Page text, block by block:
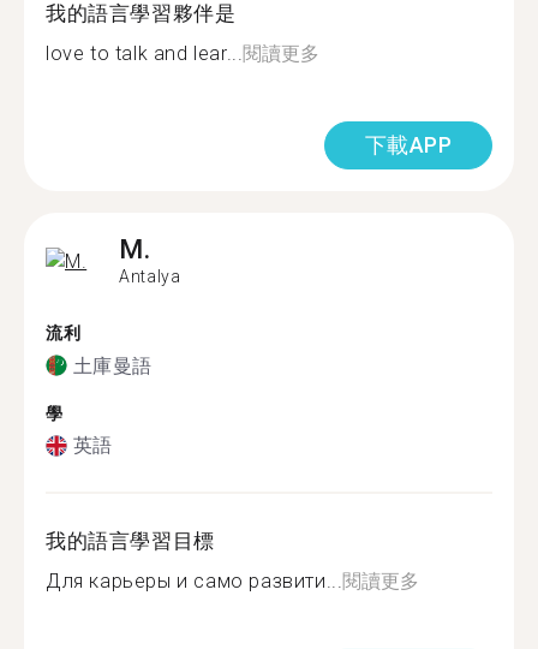
我的語言學習夥伴是
love to talk and lear...閱讀更多
下載APP
M.
Antalya
流利
土庫曼語
學
英語
我的語言學習目標
Для карьеры и само развити...閱讀更多